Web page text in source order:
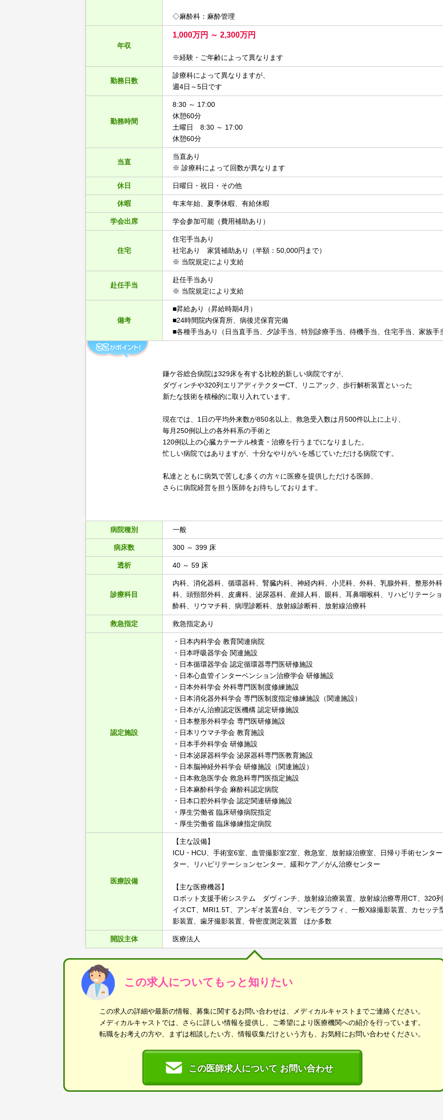
◇麻酔科：麻酔管理
年収
1,000万円 ～ 2,300万円
※経験・ご年齢によって異なります
勤務日数
診療科によって異なりますが、
週4日～5日です
勤務時間
8:30 ～ 17:00
休憩60分
土曜日 8:30 ～ 17:00
休憩60分
当直
当直あり
※ 診療科によって回数が異なります
休日 日曜日・祝日・その他
休暇 年末年始、夏季休暇、有給休暇
学会出席 学会参加可能（費用補助あり）
住宅
住宅手当あり
社宅あり 家賃補助あり（半額：50,000円まで）
※ 当院規定により支給
赴任手当
赴任手当あり
※ 当院規定により支給
備考
■昇給あり（昇給時期4月）
■24時間院内保育所、病後児保育完備
■各種手当あり（日当直手当、夕診手当、特別診療手当、待機手当、住宅手当、家族手
鎌ケ谷総合病院は329床を有する比較的新しい病院ですが、
ダヴィンチや320列エリアディテクターCT、リニアック、歩行解析装置といった
新たな技術を積極的に取り入れています。
現在では、1日の平均外来数が850名以上、救急受入数は月500件以上に上り、
毎月250例以上の各外科系の手術と
120例以上の心臓カテーテル検査・治療を行うまでになりました。
忙しい病院ではありますが、十分なやりがいを感じていただける病院です。
私達とともに病気で苦しむ多くの方々に医療を提供しただける医師、
さらに病院経営を担う医師をお待ちしております。
病院種別 一般
病床数 300 ～ 399 床
透析 40 ～ 59 床
診療科目
内科、消化器科、循環器科、腎臓内科、神経内科、小児科、外科、乳腺外科、整形外
科、頭頸部外科、皮膚科、泌尿器科、産婦人科、眼科、耳鼻咽喉科、リハビリテーシ
酔科、リウマチ科、病理診断科、放射線診断科、放射線治療科
救急指定 救急指定あり
認定施設
・日本内科学会 教育関連病院
・日本呼吸器学会 関連施設
・日本循環器学会 認定循環器専門医研修施設
・日本心血管インターベンション治療学会 研修施設
・日本外科学会 外科専門医制度修練施設
・日本消化器外科学会 専門医制度指定修練施設（関連施設）
・日本がん治療認定医機構 認定研修施設
・日本整形外科学会 専門医研修施設
・日本リウマチ学会 教育施設
・日本手外科学会 研修施設
・日本泌尿器科学会 泌尿器科専門医教育施設
・日本脳神経外科学会 研修施設（関連施設）
・日本救急医学会 救急科専門医指定施設
・日本麻酔科学会 麻酔科認定病院
・日本口腔外科学会 認定関連研修施設
・厚生労働省 臨床研修病院指定
・厚生労働省 臨床修練指定病院
医療設備
【主な設備】
ICU・HCU、手術室6室、血管撮影室2室、救急室、放射線治療室、日帰り手術センタ
ター、リハビリテーションセンター、緩和ケア／がん治療センター
【主な医療機器】
ロボット支援手術システム ダヴィンチ、放射線治療装置、放射線治療専用CT、320
イスCT、MRI1.5T、アンギオ装置4台、マンモグラフィ、一般X線撮影装置、カセッ
影装置、歯牙撮影装置、骨密度測定装置 ほか多数
開設主体 医療法人
この求人についてもっと知りたい
この求人の詳細や最新の情報、募集に関するお問い合わせは、メディカルキャストまでご連絡ください。
メディカルキャストでは、さらに詳しい情報を提供し、ご希望により医療機関への紹介を行っています。
転職をお考えの方や、まずは相談したい方、情報収集だけという方も、お気軽にお問い合わせください。
この医師求人について お問い合わせ